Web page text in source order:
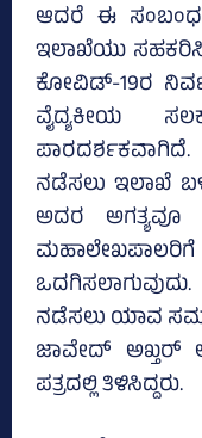
ಆದರೆ ಈ ಸಂಬಂಧ
ಇಲಾಖೆಯು
ಕೋವಿಡ್‌-19ರ
ವೈದ್ಯಕೀಯ
ನಡೆಸಲು ಇಲಾಖೆ
ಅದರ ಅಗತ್ಯವೂ
ನಡೆಸಲು ಯಾವ
ಜಾವೇದ್‌ ಅಖ್ತರ್‌
ಪತ್ರದಲ್ಲಿ ತಿಳಿಸಿದ್ದರು.